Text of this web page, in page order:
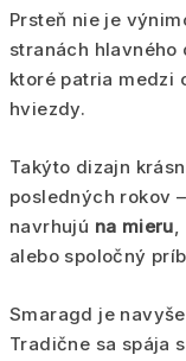
Prsteň nie je
stranách
ktoré patria medzi
hviezdy.
Takýto dizajn
posledných rokov
navrhujú na mieru,
alebo spoločný
Smaragd je
Tradične sa spája